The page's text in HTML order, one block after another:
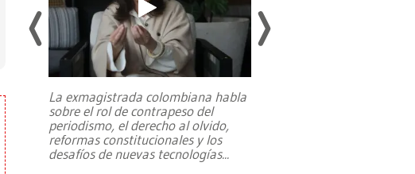
La exmagistrada colombiana habla
sobre el rol de contrapeso del
periodismo, el derecho al olvido,
reformas constitucionales y los
desafíos de nuevas tecnologías...